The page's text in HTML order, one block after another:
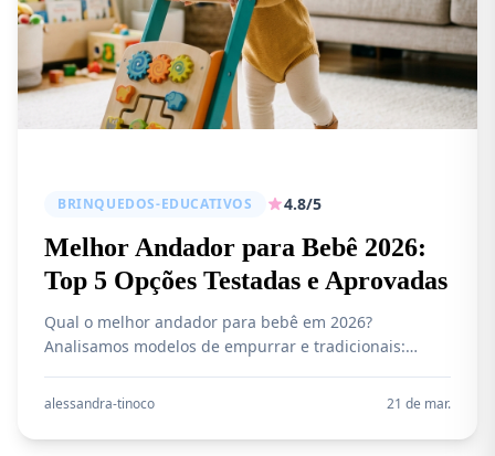
BRINQUEDOS-EDUCATIVOS 4.8/5
Melhor Andador para Bebê 2026:
Top 5 Opções Testadas e Aprovadas
Qual o melhor andador para bebê em 2026?
Analisamos modelos de empurrar e tradicionais:
Walker e mais. Veja qual vale a pena!
alessandra-tinoco 21 de mar.